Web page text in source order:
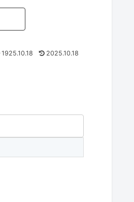
1925.10.18 2025.10.18